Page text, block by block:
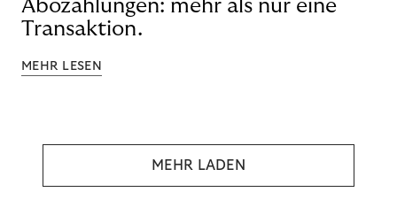
Abozahlungen: mehr als nur eine
Transaktion.
MEHR LESEN
MEHR LADEN